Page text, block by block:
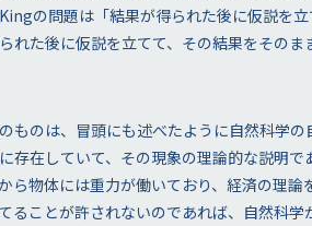
の問題は「結果が得られた後に仮説を
れた後に仮説を立てて、その結果をその
ものは、冒頭にも述べたように自然科学
存在していて、その現象の理論的な説明で
ら物体には重力が働いており、経済の理
ることが許されないのであれば、自然科